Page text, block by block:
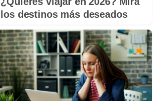
los destinos más deseados